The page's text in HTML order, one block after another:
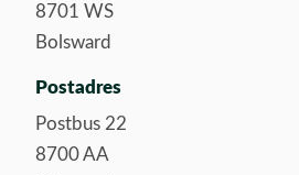
8701 WS
Bolsward
Postadres
Postbus 22
8700 AA